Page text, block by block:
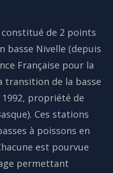
constitué de 2 points
basse Nivelle (depuis
Française pour la
transition de la basse
propriété de
Ces stations
à poissons en
est pourvue
permettant